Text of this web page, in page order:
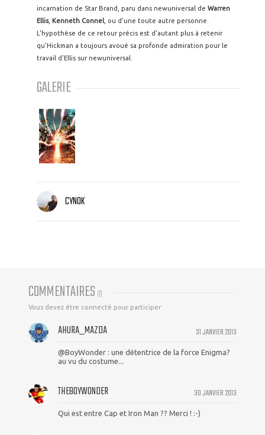
incarnation de Star Brand, paru dans newuniversal de Warren
Ellis, Kenneth Connel , ou d'une toute autre personne.
L'hypothèse de ce retour précis est d'autant plus à retenir
qu'Hickman a toujours avoué sa profonde admiration pour le
travail d'Ellis sur newuniversal.
GALERIE
CYNOK
COMMENTAIRES (7)
Vous devez être connecté pour participer
31 JANVIER 2013
AHURA_MAZDA
@BoyWonder : une détentrice de la force Enigma?
au vu du costume...
30 JANVIER 2013
THEBOYWONDER
Qui est entre Cap et Iron Man ?? Merci ! :-)